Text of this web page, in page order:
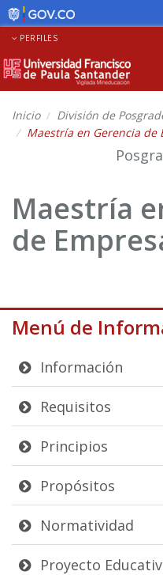
PERFILES
Inicio
División de
Maestría en Gerencia de
Maestría
de
Menú de
Información
Requisitos
Principios
Propósitos
Normatividad
Proyecto